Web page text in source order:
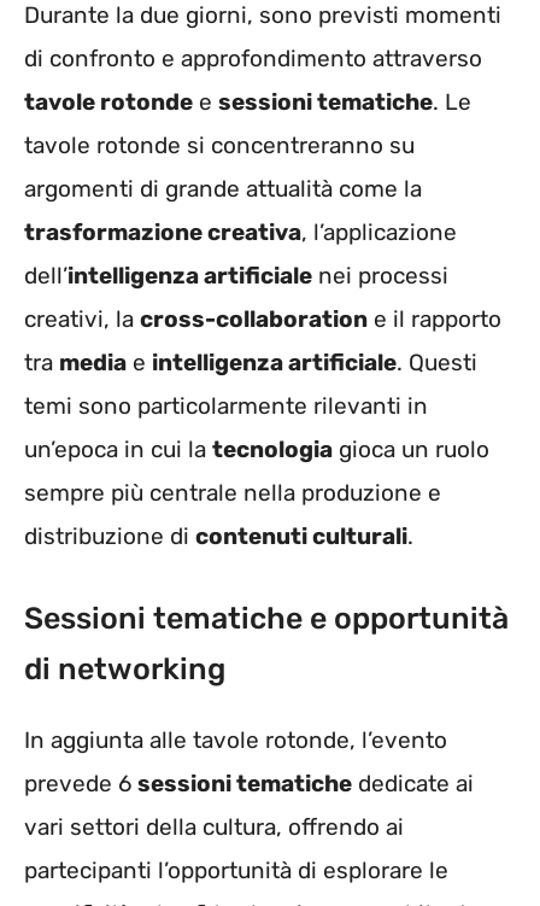
Durante la due giorni, sono previsti momenti
di confronto e approfondimento attraverso
tavole rotonde e sessioni tematiche. Le
tavole rotonde si concentreranno su
argomenti di grande attualità come la
trasformazione creativa, l’applicazione
dell’intelligenza artificiale nei processi
creativi, la cross-collaboration e il rapporto
tra media e intelligenza artificiale. Questi
temi sono particolarmente rilevanti in
un’epoca in cui la tecnologia gioca un ruolo
sempre più centrale nella produzione e
distribuzione di contenuti culturali.
Sessioni tematiche e opportunità
di networking
In aggiunta alle tavole rotonde, l’evento
prevede 6 sessioni tematiche dedicate ai
vari settori della cultura, offrendo ai
partecipanti l’opportunità di esplorare le